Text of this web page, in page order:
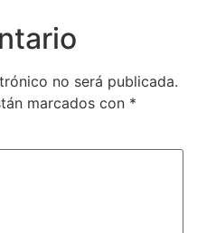
no será publicada.
marcados con *